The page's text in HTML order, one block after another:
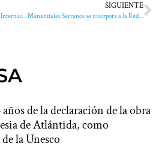
Abrió convocatoria 2026 del Fondo Internacional para la Diversidad Cultural
SIGUIENTE
Manantiales Serranos se incorpora a la Red Mundial de Geoparques de la UNESCO
de la declaración de la obra
de Atlántida, como
la Unesco